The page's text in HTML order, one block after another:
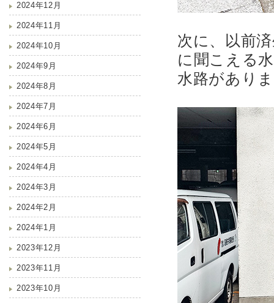
2024年12月
2024年11月
2024年10月
2024年9月
2024年8月
2024年7月
2024年6月
2024年5月
2024年4月
2024年3月
2024年2月
2024年1月
2023年12月
2023年11月
2023年10月
次に、以前
に聞こえる
水路があり